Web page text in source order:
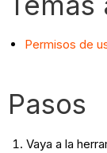
Permisos de
Pasos
Vaya a la